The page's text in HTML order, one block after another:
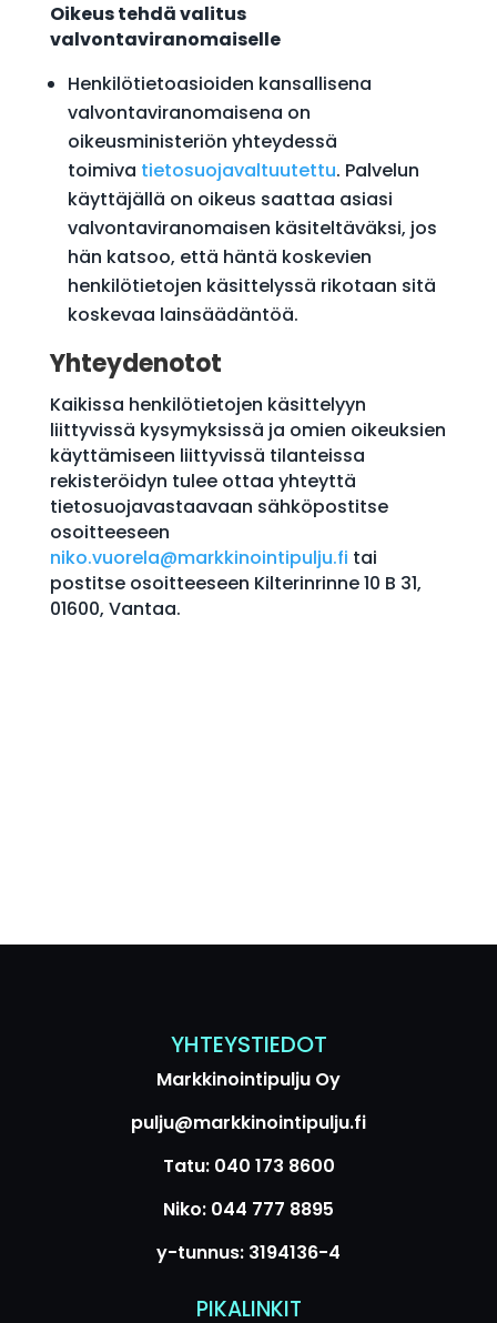
Oikeus tehdä valitus
valvontaviranomaiselle
Henkilötietoasioiden kansallisena
valvontaviranomaisena on
oikeusministeriön yhteydessä
toimiva tietosuojavaltuutettu. Palvelun
käyttäjällä on oikeus saattaa asiasi
valvontaviranomaisen käsiteltäväksi, jos
hän katsoo, että häntä koskevien
henkilötietojen käsittelyssä rikotaan sitä
koskevaa lainsäädäntöä.
Yhteydenotot
Kaikissa henkilötietojen käsittelyyn
liittyvissä kysymyksissä ja omien oikeuksien
käyttämiseen liittyvissä tilanteissa
rekisteröidyn tulee ottaa yhteyttä
tietosuojavastaavaan sähköpostitse
osoitteeseen
niko.vuorela@markkinointipulju.fi tai
postitse osoitteeseen Kilterinrinne 10 B 31,
01600, Vantaa.
YHTEYSTIEDOT
Markkinointipulju Oy
pulju@markkinointipulju.fi
Tatu: 040 173 8600
Niko: 044 777 8895
y-tunnus: 3194136-4
PIKALINKIT